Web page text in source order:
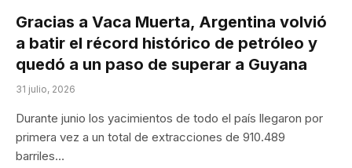
Gracias a Vaca Muerta, Argentina volvió
a batir el récord histórico de petróleo y
quedó a un paso de superar a Guyana
31 julio, 2026
Durante junio los yacimientos de todo el país llegaron por
primera vez a un total de extracciones de 910.489
barriles…